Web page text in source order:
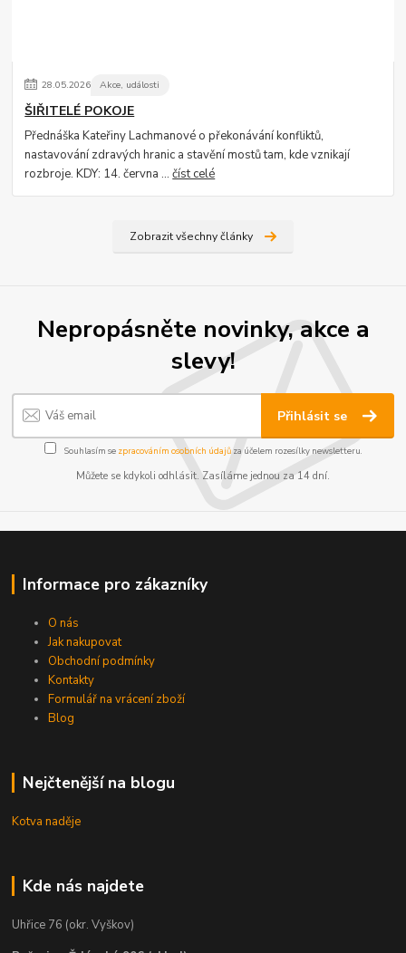
28.05.2026 Akce, události
ŠIŘITELÉ POKOJE
Přednáška Kateřiny Lachmanové o překonávání konfliktů,
nastavování zdravých hranic a stavění mostů tam, kde vznikají
rozbroje. KDY: 14. června ...číst celé
Zobrazit všechny články
Nepropásněte novinky, akce a
slevy!
Přihlásit se
Souhlasím se zpracováním osobních údajůza účelem rozesílky newsletteru.
Můžete se kdykoli odhlásit. Zasíláme jednou za 14 dní.
Informace pro zákazníky
O nás
Jak nakupovat
Obchodní podmínky
Kontakty
Formulář na vrácení zboží
Blog
Nejčtenější na blogu
Kotva naděje
Kde nás najdete
Uhřice 76 (okr. Vyškov)